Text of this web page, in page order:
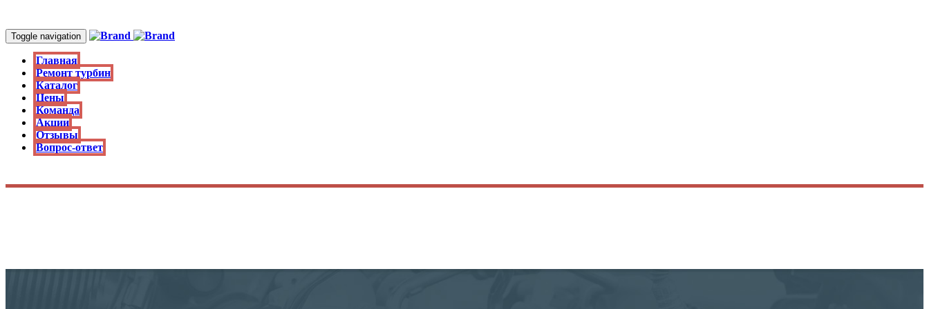
Toggle navigation
Главная
Ремонт турбин
Каталог
Цены
Команда
Акции
Отзывы
Вопрос-ответ